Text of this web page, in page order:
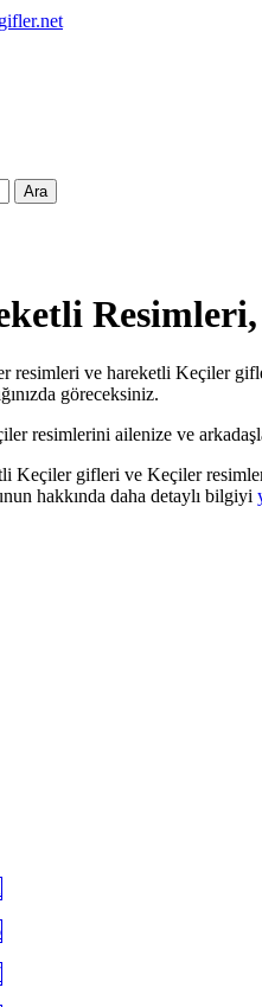
Ara
resimleri ve hareketli Keçiler
göreceksiniz.
resimlerini ailenize ve
Keçiler gifleri ve Keçiler
hakkında daha detaylı bilgiyi